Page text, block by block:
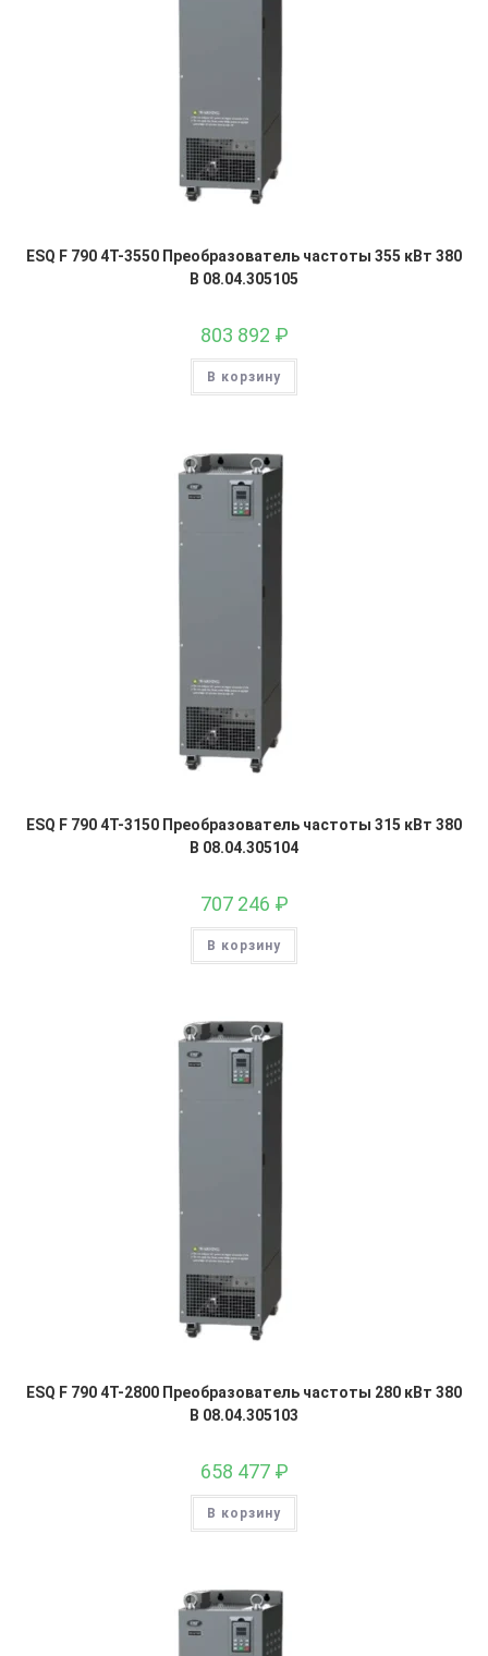
ESQ F 790 4T-3550 Преобразователь частоты 355 кВт 380
В 08.04.305105
803 892 ₽
В корзину
ESQ F 790 4T-3150 Преобразователь частоты 315 кВт 380
В 08.04.305104
707 246 ₽
В корзину
ESQ F 790 4T-2800 Преобразователь частоты 280 кВт 380
В 08.04.305103
658 477 ₽
В корзину